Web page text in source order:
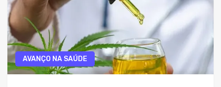
AVANÇO NA SAÚDE